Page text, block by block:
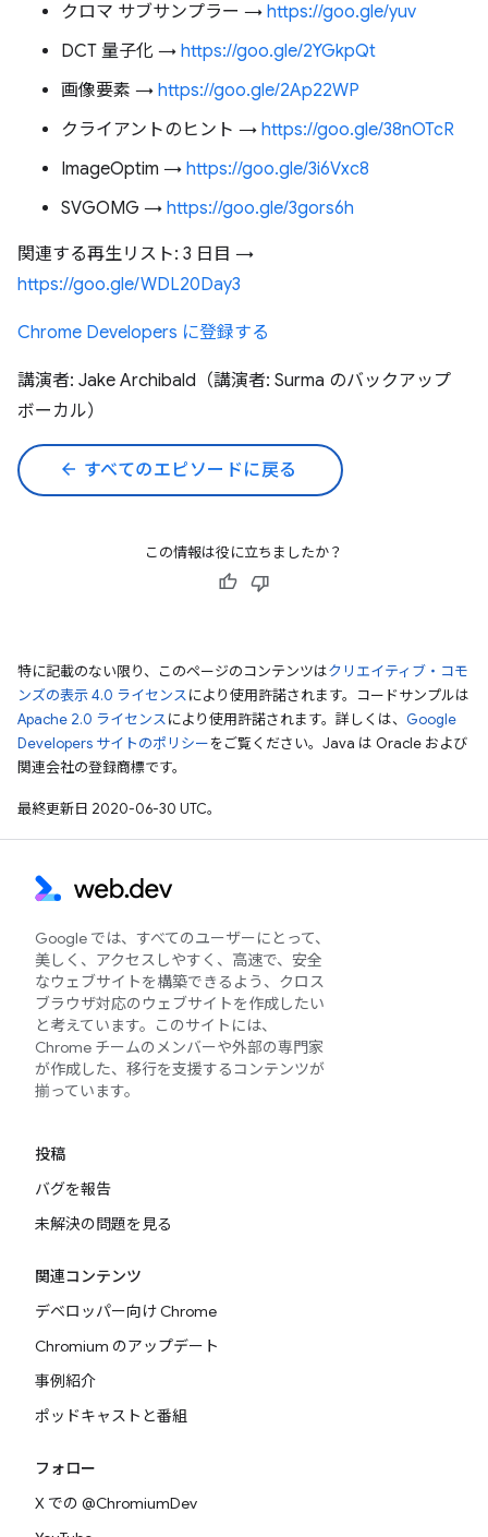
クロマ サブサンプラー → https://goo.gle/yuv
DCT 量子化 → https://goo.gle/2YGkpQt
画像要素 → https://goo.gle/2Ap22WP
クライアントのヒント → https://goo.gle/38nOTcR
ImageOptim → https://goo.gle/3i6Vxc8
SVGOMG → https://goo.gle/3gors6h
関連する再生リスト: 3 日目 →
https://goo.gle/WDL20Day3
Chrome Developers に登録する
講演者: Jake Archibald（講演者: Surma のバックアップ
ボーカル）
arrow_back すべてのエピソードに戻る
この情報は役に立ちましたか？
特に記載のない限り、このページのコンテンツはクリエイティブ・コモ
ンズの表示 4.0 ライセンスにより使用許諾されます。コードサンプルは
Apache 2.0 ライセンスにより使用許諾されます。詳しくは、 Google
Developers サイトのポリシーをご覧ください。Java は Oracle および
関連会社の登録商標です。
最終更新日 2020-06-30 UTC。
Google では、すべてのユーザーにとって、
美しく、アクセスしやすく、高速で、安全
なウェブサイトを構築できるよう、クロス
ブラウザ対応のウェブサイトを作成したい
と考えています。このサイトには、
Chrome チームのメンバーや外部の専門家
が作成した、移行を支援するコンテンツが
揃っています。
投稿
バグを報告
未解決の問題を見る
関連コンテンツ
デベロッパー向け Chrome
Chromium のアップデート
事例紹介
ポッドキャストと番組
フォロー
X での @ChromiumDev